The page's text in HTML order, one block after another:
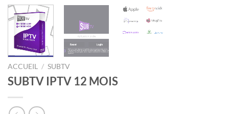
ACCUEIL / SUBTV
SUBTV IPTV 12 MOIS